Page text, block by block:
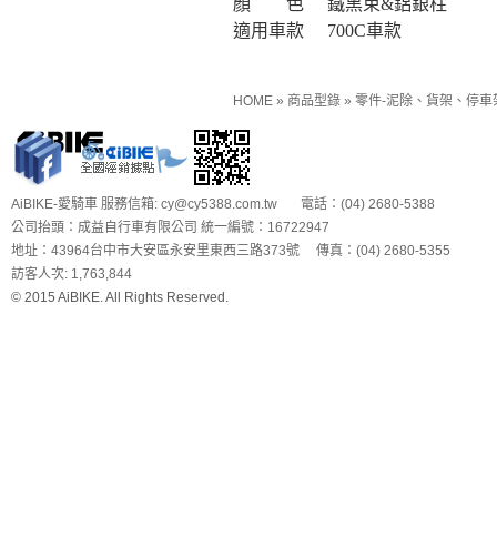
顏 色
鐵黑束&鋁銀柱
適用車款
700C車款
HOME » 商品型錄 » 零件-泥除、貨架、停車
AiBIKE-愛騎車 服務信箱: cy@cy5388.com.tw 電話：(04) 2680-5388
公司抬頭：成益自行車有限公司 統一編號：16722947
地址：43964台中市大安區永安里東西三路373號 傳真：(04) 2680-5355
訪客人次: 1,763,844
© 2015 AiBIKE. All Rights Reserved.